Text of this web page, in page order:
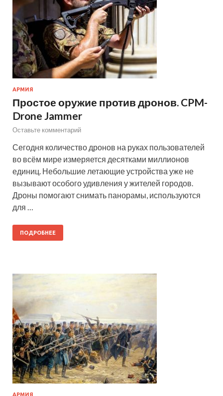
АРМИЯ
Простое оружие против дронов. CPM-
Drone Jammer
Оставьте комментарий
Сегодня количество дронов на руках пользователей
во всём мире измеряется десятками миллионов
единиц. Небольшие летающие устройства уже не
вызывают особого удивления у жителей городов.
Дроны помогают снимать панорамы, используются
для …
ПОДРОБНЕЕ
АРМИЯ